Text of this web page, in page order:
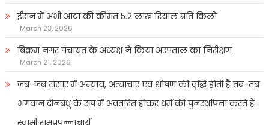
ईरान में अभी आटा की कीमत 5.2 लाख रियाल प्रति किलो
March 23, 2026
बिक्रम नगर पंचायत के अध्यक्ष ने किया अस्पताल का निरीक्षण
March 21, 2026
जब-जब संसार में अन्याय, अत्याचार एवं शोषण की वृद्धि होती है तब-तब
भगवान दीनबंधु के रूप में अवतरित होकर धर्म की पुनर्स्थापना करते हैं :